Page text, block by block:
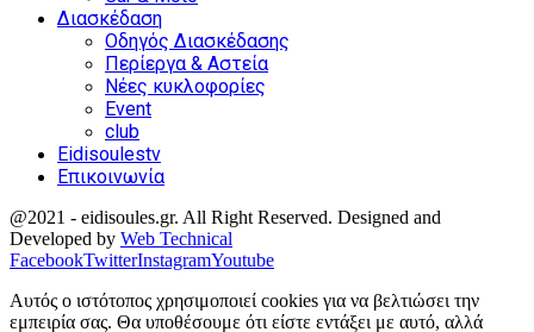
Διασκέδαση
Οδηγός Διασκέδασης
Περίεργα & Αστεία
Νέες κυκλοφορίες
Event
club
Eidisoulestv
Επικοινωνία
@2021 - eidisoules.gr. All Right Reserved. Designed and
Developed by Web Technical
FacebookTwitterInstagramYoutube
Αυτός ο ιστότοπος χρησιμοποιεί cookies για να βελτιώσει την
εμπειρία σας. Θα υποθέσουμε ότι είστε εντάξει με αυτό, αλλά